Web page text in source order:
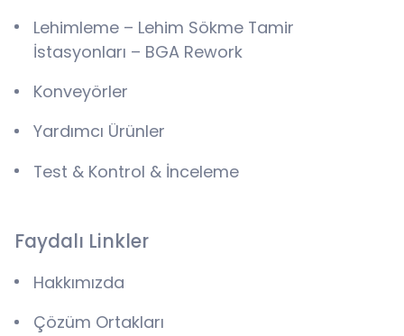
Lehimleme – Lehim Sökme Tamir
İstasyonları – BGA Rework
Konveyörler
Yardımcı Ürünler
Test & Kontrol & İnceleme
Faydalı Linkler
Hakkımızda
Çözüm Ortakları